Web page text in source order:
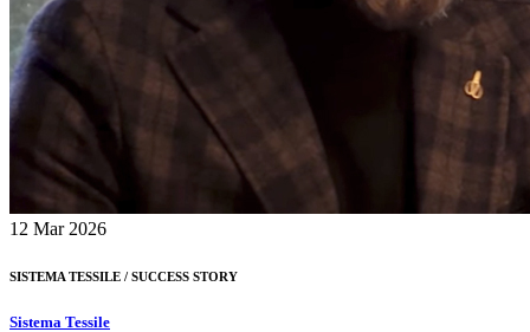
12 Mar 2026
SISTEMA TESSILE / SUCCESS STORY
Sistema Tessile